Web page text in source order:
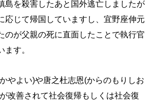
島を殺害したあと国外逃亡しましたが
応じて帰国していますし、宜野座伸元
のが父親の死に直面したことで執行官
ます。
やよい)や唐之杜志恩(からのもりしお
改善されて社会復帰もしくは社会復